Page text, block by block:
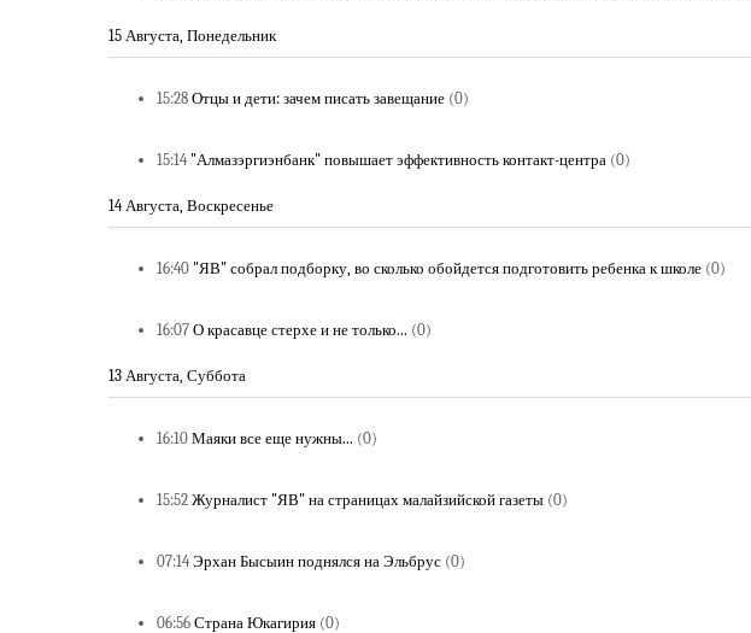
15 Августа, Понедельник
15:28 Отцы и дети: зачем писать завещание (0)
15:14 "Алмазэргиэнбанк" повышает эффективность контакт-центра (0)
14 Августа, Воскресенье
16:40 "ЯВ" собрал подборку, во сколько обойдется подготовить ребенка к школе (0)
16:07 О красавце стерхе и не только... (0)
13 Августа, Суббота
16:10 Маяки все еще нужны... (0)
15:52 Журналист "ЯВ" на страницах малайзийской газеты (0)
07:14 Эрхан Бысыин поднялся на Эльбрус (0)
06:56 Страна Юкагирия (0)